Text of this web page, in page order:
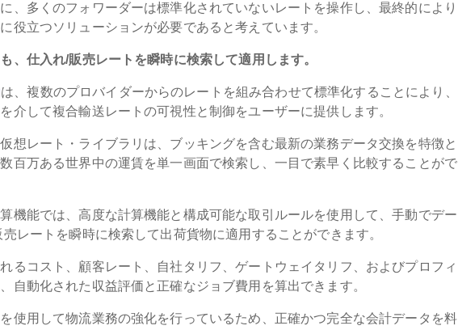
、多くのフォワーダーは標準化されていないレートを操作し、最終的により
役立つソリューションが必要であると考えています。
、仕入れ/販売レートを瞬時に検索して適用します。
は、複数のプロバイダーからのレートを組み合わせて標準化することにより、
介して複合輸送レートの可視性と制御をユーザーに提供します。
想レート・ライブラリは、ブッキングを含む最新の業務データ交換を特徴と
百万ある世界中の運賃を単一画面で検索し、一目で素早く比較することがで
機能では、高度な計算機能と構成可能な取引ルールを使用して、手動でデー
レートを瞬時に検索して出荷貨物に適用することができます。
るコスト、顧客レート、自社タリフ、ゲートウェイタリフ、およびプロフィ
自動化された収益評価と正確なジョブ費用を算出できます。
使用して物流業務の強化を行っているため、正確かつ完全な会計データを料